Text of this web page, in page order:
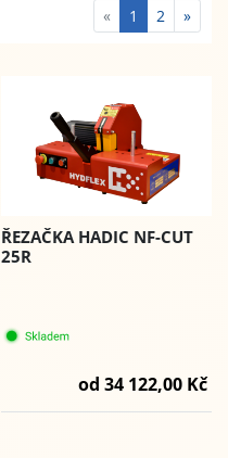
«
1 2 »
ŘEZAČKA HADIC NF-CUT
25R
od 34 122,00 Kč